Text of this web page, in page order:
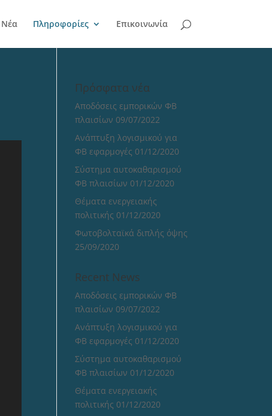
Νέα Πληροφορίες Επικοινωνία
Πρόσφατα νέα
Αποδόσεις εμπορικών ΦΒ
πλαισίων 09/07/2022
Ανάπτυξη λογισμικού για
ΦΒ εφαρμογές 01/12/2020
Σύστημα αυτοκαθαρισμού
ΦΒ πλαισίων 01/12/2020
Θέματα ενεργειακής
πολιτικής 01/12/2020
Φωτοβολταϊκά διπλής όψης
25/09/2020
Recent News
Αποδόσεις εμπορικών ΦΒ
πλαισίων 09/07/2022
Ανάπτυξη λογισμικού για
ΦΒ εφαρμογές 01/12/2020
Σύστημα αυτοκαθαρισμού
ΦΒ πλαισίων 01/12/2020
Θέματα ενεργειακής
πολιτικής 01/12/2020